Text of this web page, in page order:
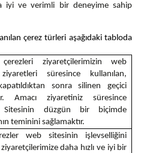
iyi ve verimli bir deneyime sahip
çerez türleri aşağıdaki tabloda
ziyaretçilerimizin web
süresince kullanılan,
sonra silinen geçici
Amacı ziyaretiniz süresince
Sitesinin düzgün bir biçimde
teminini sağlamaktır.
web sitesinin işlevselliğini
daha hızlı ve iyi bir